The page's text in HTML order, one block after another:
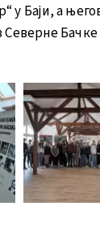
у Баји, а
Северне Бачке